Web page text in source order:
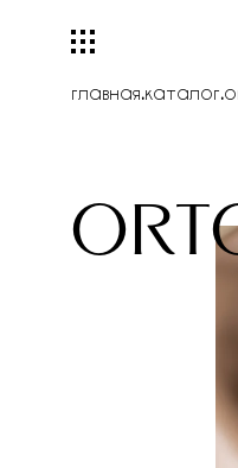
главная.каталог.